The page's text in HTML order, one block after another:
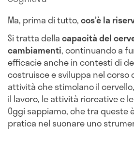
Ma, prima di tutto,cos’è la
Si tratta dellacapacità del
cambiamenti, continuando a
efficacie anche in contesti di
costruisce e sviluppa nel corso
attività che stimolano il
il lavoro, le attività ricreative e
Oggi sappiamo, che tra queste
pratica nel suonare uno